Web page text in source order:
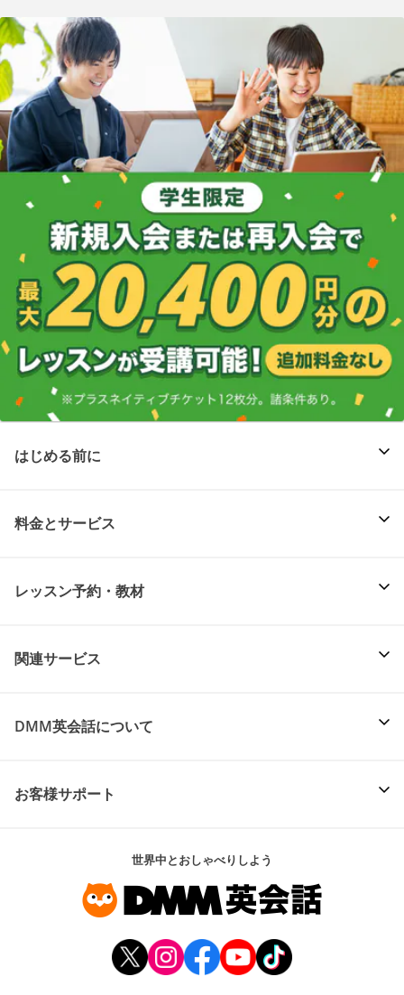
はじめる前に
料金とサービス
レッスン予約・教材
関連サービス
DMM英会話について
お客様サポート
世界中とおしゃべりしよう